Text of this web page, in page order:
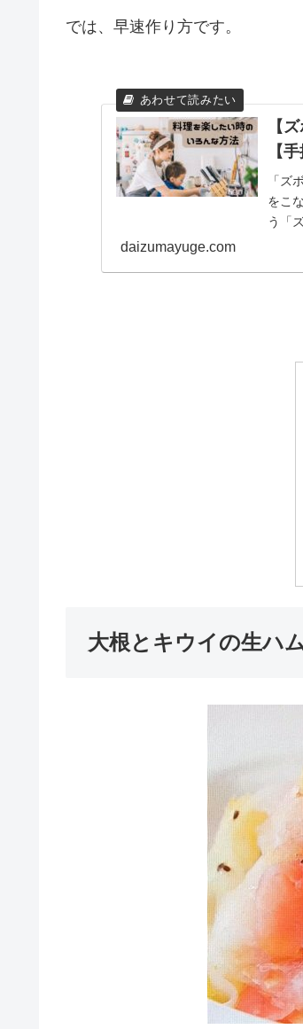
では、早速作り方です。
【
【
「ズ
をこ
う「
daizumayuge.com
大根とキウイの生ハ